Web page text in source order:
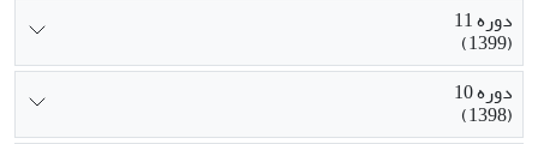
دوره 11
(1399)
دوره 10
(1398)